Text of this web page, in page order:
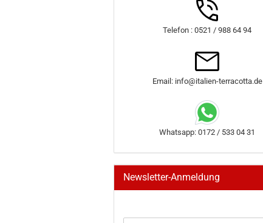
Telefon : 0521 / 988 64 94
Email: info@italien-terracotta.de
Whatsapp: 0172 / 533 04 31
Newsletter-Anmeldung